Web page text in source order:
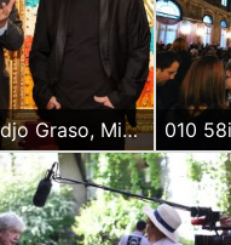
009 Djordjo Graso, Miša Kravcev – Milano, govor na otvaranju izložbe 2019